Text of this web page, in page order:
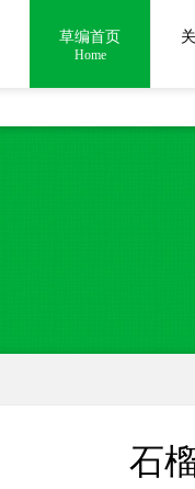
草编首页
Home
石